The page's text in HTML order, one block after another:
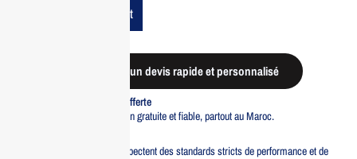
Add To Cart
Demander un devis rapide et personnalisé
Livraison standard offerte
Profitez d’une livraison gratuite et fiable, partout au Maroc.
Tous nos produits respectent des standards stricts de performance et de